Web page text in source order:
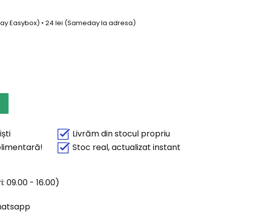
Easybox) • 24 lei (Sameday la adresa)
Livrăm din stocul propriu
Stoc real, actualizat instant
09.00 - 16.00)